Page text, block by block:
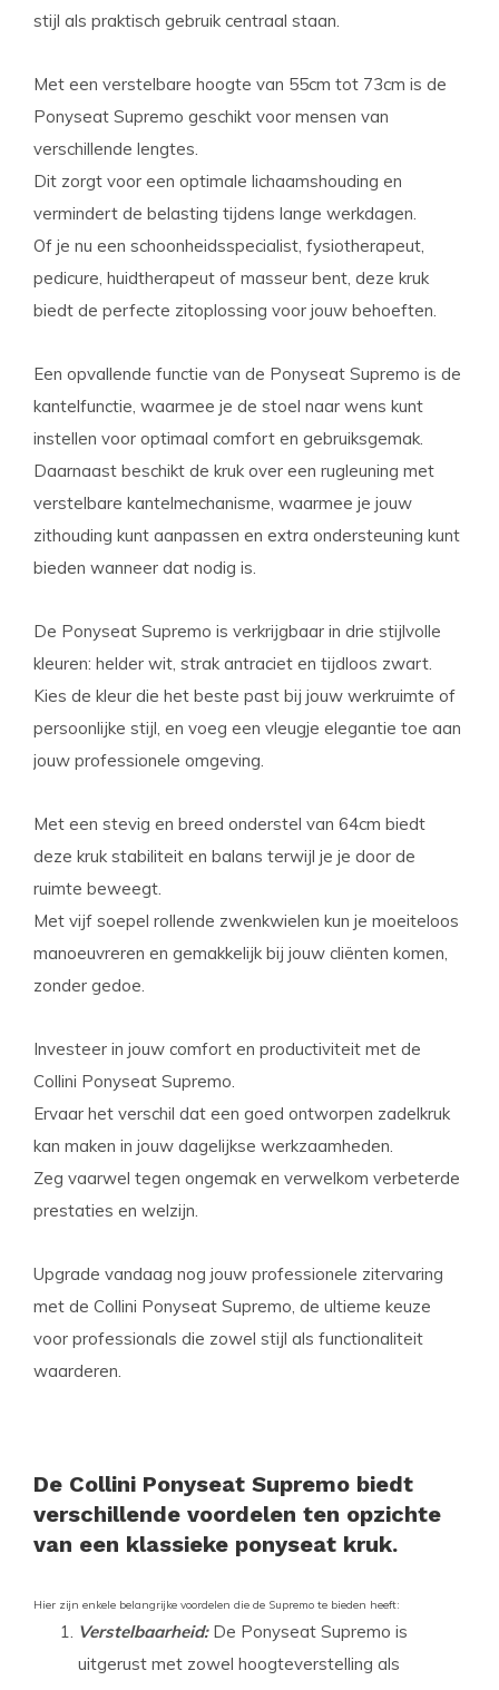
stijl als praktisch gebruik centraal staan.
Met een verstelbare hoogte van 55cm tot 73cm is de
Ponyseat Supremo geschikt voor mensen van
verschillende lengtes.
Dit zorgt voor een optimale lichaamshouding en
vermindert de belasting tijdens lange werkdagen.
Of je nu een schoonheidsspecialist, fysiotherapeut,
pedicure, huidtherapeut of masseur bent, deze kruk
biedt de perfecte zitoplossing voor jouw behoeften.
Een opvallende functie van de Ponyseat Supremo is de
kantelfunctie, waarmee je de stoel naar wens kunt
instellen voor optimaal comfort en gebruiksgemak.
Daarnaast beschikt de kruk over een rugleuning met
verstelbare kantelmechanisme, waarmee je jouw
zithouding kunt aanpassen en extra ondersteuning kunt
bieden wanneer dat nodig is.
De Ponyseat Supremo is verkrijgbaar in drie stijlvolle
kleuren: helder wit, strak antraciet en tijdloos zwart.
Kies de kleur die het beste past bij jouw werkruimte of
persoonlijke stijl, en voeg een vleugje elegantie toe aan
jouw professionele omgeving.
Met een stevig en breed onderstel van 64cm biedt
deze kruk stabiliteit en balans terwijl je je door de
ruimte beweegt.
Met vijf soepel rollende zwenkwielen kun je moeiteloos
manoeuvreren en gemakkelijk bij jouw cliënten komen,
zonder gedoe.
Investeer in jouw comfort en productiviteit met de
Collini Ponyseat Supremo.
Ervaar het verschil dat een goed ontworpen zadelkruk
kan maken in jouw dagelijkse werkzaamheden.
Zeg vaarwel tegen ongemak en verwelkom verbeterde
prestaties en welzijn.
Upgrade vandaag nog jouw professionele zitervaring
met de Collini Ponyseat Supremo, de ultieme keuze
voor professionals die zowel stijl als functionaliteit
waarderen.
De Collini Ponyseat Supremo biedt
verschillende voordelen ten opzichte
van een klassieke ponyseat kruk.
Hier zijn enkele belangrijke voordelen die de Supremo te bieden heeft:
Verstelbaarheid:De Ponyseat Supremo is
uitgerust met zowel hoogteverstelling als